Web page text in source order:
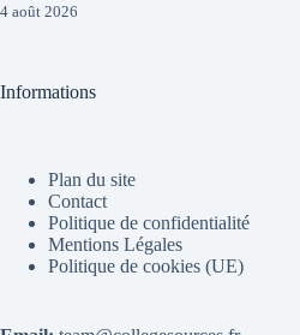
4 août 2026
Informations
Plan du site
Contact
Politique de confidentialité
Mentions Légales
Politique de cookies (UE)